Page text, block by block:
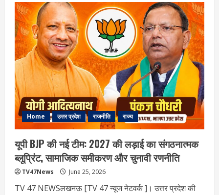
में
IMD
ने
बता
दी
मानसून
की
तारीख,
लेकिन
बारिश
को
लेकर
अभी
भी
बनी
हुई
है
चुनौती
Home उत्तर प्रदेश राजनीति राज्य
यूपी BJP की नई टीम: 2027 की लड़ाई का संगठनात्मक
ब्लूप्रिंट, सामाजिक समीकरण और चुनावी रणनीति
TV47News June 25, 2026
TV 47 NEWSलखनऊ [TV 47 न्‍यूज नेटवर्क ]। उत्तर प्रदेश की